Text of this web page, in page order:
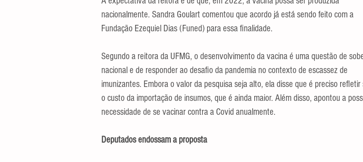
nacionalmente. Sandra Goulart comentou que acordo já está sendo feito com a
Fundação Ezequiel Dias (Funed) para essa finalidade.
Segundo a reitora da UFMG, o desenvolvimento da vacina é uma questão de
nacional e de responder ao desafio da pandemia no contexto de escassez de
imunizantes. Embora o valor da pesquisa seja alto, ela disse que é preciso refletir
o custo da importação de insumos, que é ainda maior. Além disso, apontou a
necessidade de se vacinar contra a Covid anualmente.
Deputados endossam a proposta